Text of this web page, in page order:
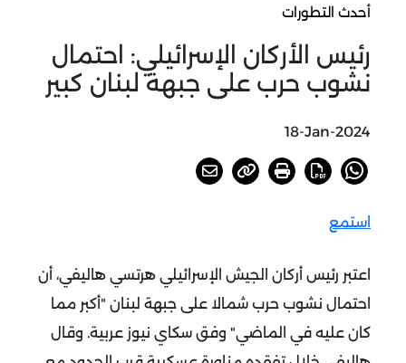
أحدث التطورات
رئيس الأركان الإسرائيلي: احتمال
نشوب حرب على جبهة لبنان كبير
18-Jan-2024
استمع
اعتبر رئيس أركان الجيش الإسرائيلي هرتسي هاليفي، أن
احتمال نشوب حرب شمالا على جبهة لبنان "أكبر مما
كان عليه في الماضي" وفق سكاي نيوز عربية. وقال